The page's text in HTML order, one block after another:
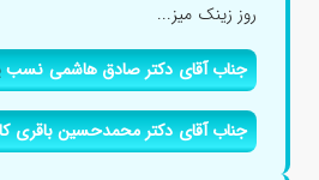
روز زینک میز...
جناب آقای دکتر صادق هاشمی نسب
جناب آقای دکتر محمدحسین باقری